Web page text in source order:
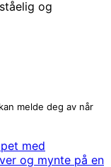
og
melde deg av når